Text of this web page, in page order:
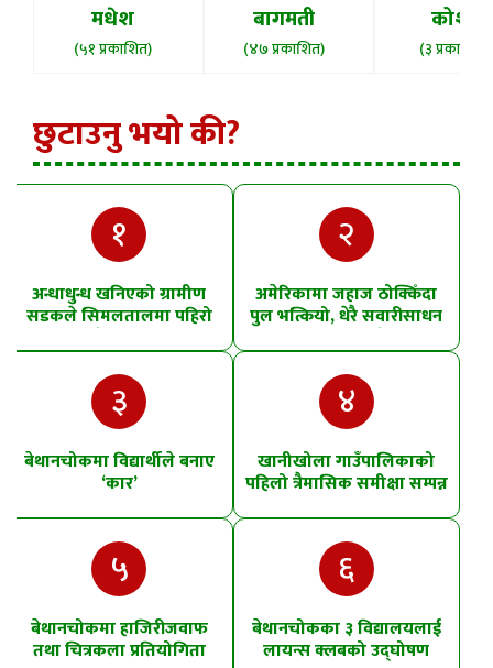
मधेश
(५१ प्रकाशित)
बागमती
(४७ प्रकाशित)
कोशी
(३ प्रकाशित)
छुटाउनु भयो की?
१
अन्धाधुन्ध खनिएको ग्रामीण
सडकले सिमलतालमा पहिरो
२
अमेरिकामा जहाज ठोक्किँदा
पुल भत्कियो, धेरै सवारीसाधन
३
बेथानचोकमा विद्यार्थीले बनाए
‘कार’
४
खानीखोला गाउँपालिकाको
पहिलो त्रैमासिक समीक्षा सम्पन्न
५
बेथानचोकमा हाजिरीजवाफ
तथा चित्रकला प्रतियोगिता
६
बेथानचोकका ३ विद्यालयलाई
लायन्स क्लबको उद्घोषण